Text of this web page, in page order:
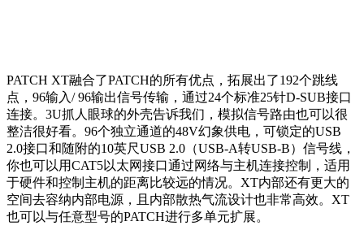
PATCH XT融合了PATCH的所有优点，拓展出了192个跳线
点，96输入/ 96输出信号传输，通过24个标准25针D-SUB接口
连接。3U抓人眼球的外壳告诉我们，模拟信号路由也可以很
整洁很好看。96个独立通道的48V幻象供电，可锁定的USB
2.0接口和随附的10英尺USB 2.0（USB-A转USB-B）信号线，
你也可以用CAT5以太网接口通过网络与主机连接控制，适用
于硬件和控制主机的距离比较远的情况。XT内部还有更大的
空间去容纳内部电源，且内部散热气流设计也非常高效。XT
也可以与任意型号的PATCH进行多单元扩展。